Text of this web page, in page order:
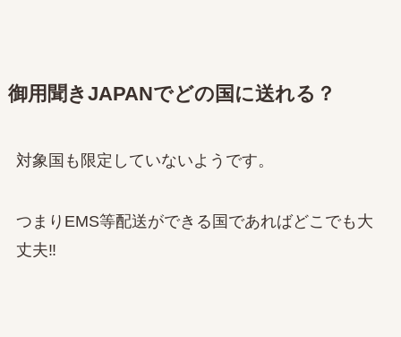
御用聞きJAPANでどの国に送れる？
対象国も限定していないようです。
つまりEMS等配送ができる国であればどこでも大
丈夫‼